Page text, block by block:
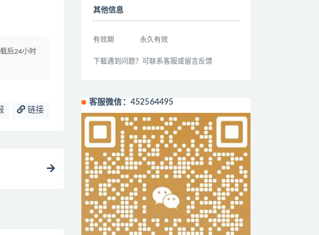
后24小时
链接
其他信息
有效期 永久有效
下载遇到问题？可联系客服或留言反馈
客服微信：452564495